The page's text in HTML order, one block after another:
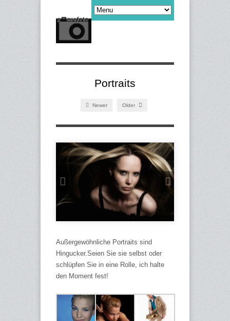
Portraits
Newer Older
Außergewöhnliche Portraits sind
Hingucker.Seien Sie sie selbst oder
schlüpfen Sie in eine Rolle, ich halte
den Moment fest!